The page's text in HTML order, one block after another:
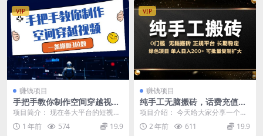
VIP
赚钱项目
手把手教你制作空间穿越视
频，一条爆挣3位数
项目简介： 现在各大平台的短视
频，尤其是 AI 短视频，比拼的就是
一个创意，谁的...
1 年前 574 19.9
VIP
赚钱项目
纯手工无脑搬砖，话费充值挣
佣金，日入200+绿色项目长期
稳定
项目介绍： 今天给大家分享一个我
亲身参与并持续盈利的项目——纯
手工无脑搬砖的话费...
2 年前 611 19.9